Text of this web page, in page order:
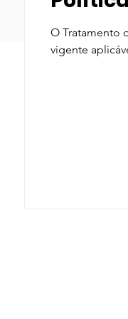
O Tratamento
vigente